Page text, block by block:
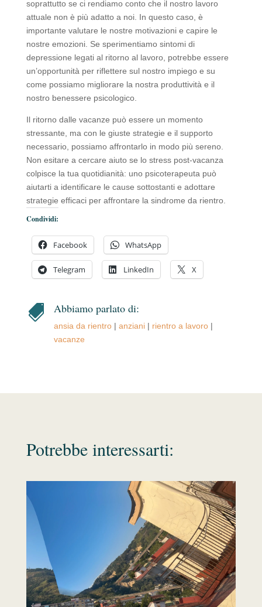
soprattutto se ci rendiamo conto che il nostro lavoro
attuale non è più adatto a noi. In questo caso, è
importante valutare le nostre motivazioni e capire le
nostre emozioni. Se sperimentiamo sintomi di
depressione legati al ritorno al lavoro, potrebbe essere
un’opportunità per riflettere sul nostro impiego e su
come possiamo migliorare la nostra produttività e il
nostro benessere psicologico.
Il ritorno dalle vacanze può essere un momento
stressante, ma con le giuste strategie e il supporto
necessario, possiamo affrontarlo in modo più sereno.
Non esitare a cercare aiuto se lo stress post-vacanza
colpisce la tua quotidianità: uno psicoterapeuta può
aiutarti a identificare le cause sottostanti e adottare
strategie efficaci per affrontare la sindrome da rientro.
Condividi:
Facebook WhatsApp
Telegram LinkedIn X
 Abbiamo parlato di:
ansia da rientro| anziani| rientro a lavoro|
vacanze
Potrebbe interessarti: